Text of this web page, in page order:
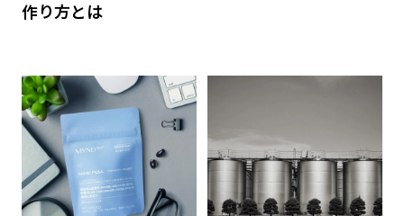
作り方とは